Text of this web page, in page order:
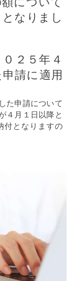
なりまし
２５年４
請に適用
た申請について
４月１日以降と
付となりますの